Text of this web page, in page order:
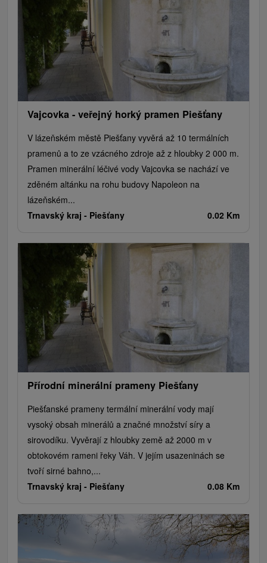
Aquaparky, kúpaliská
Jazda na koni
Túry a turistické chodníky
Horské chaty
Plte, rafting, splavy
Architektonické stavby
Golfové ihriská
Motokárové dráhy
Amfiteátre a kiná v prírode
Vínne cesty
Vajcovka - veřejný horký pramen Piešťany
V lázeňském městě Piešťany vyvěrá až 10 termálních
pramenů a to ze vzácného zdroje až z hloubky 2 000 m.
Pramen minerální léčivé vody Vajcovka se nachází ve
zděném altánku na rohu budovy Napoleon na
lázeňském...
Trnavský kraj - Piešťany 0.02 Km
Přírodní minerální prameny Piešťany
Piešťanské prameny termální minerální vody mají
vysoký obsah minerálů a značné množství síry a
sirovodíku. Vyvěrají z hloubky země až 2000 m v
obtokovém rameni řeky Váh. V jejím usazeninách se
tvoří sirné bahno,...
Trnavský kraj - Piešťany 0.08 Km